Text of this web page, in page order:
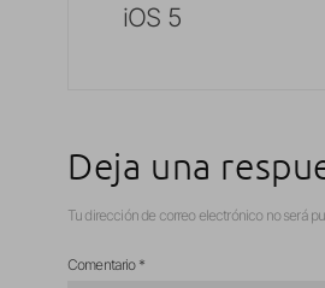
iOS 5
Deja una
Tu dirección de correo electrónico no será
Comentario *